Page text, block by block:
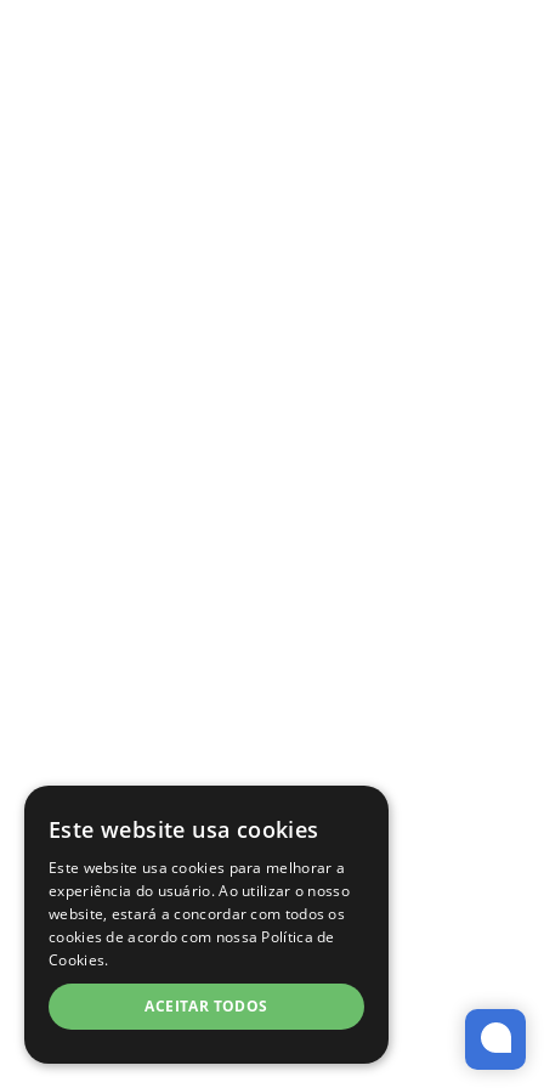
Este website usa cookies
Este website usa cookies para melhorar a
experiência do usuário. Ao utilizar o nosso
website, estará a concordar com todos os
cookies de acordo com nossa Política de
Cookies.
ACEITAR TODOS